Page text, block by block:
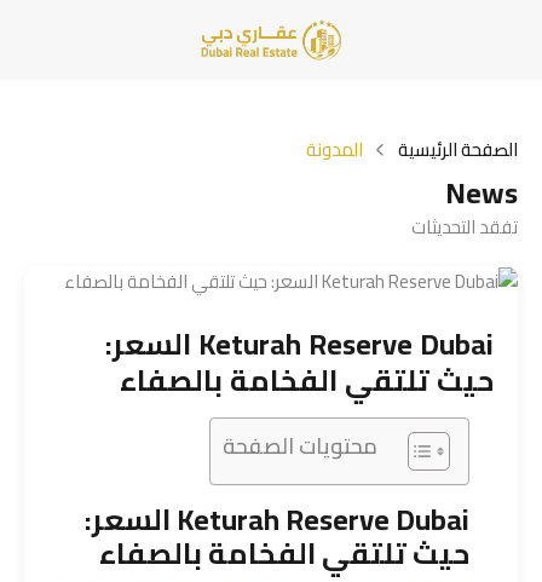
الصفحة الرئيسية المدونة
News
تفقد التحديثات
Keturah Reserve Dubai السعر:
حيث تلتقي الفخامة بالصفاء
محتويات الصفحة
Keturah Reserve Dubai السعر:
حيث تلتقي الفخامة بالصفاء